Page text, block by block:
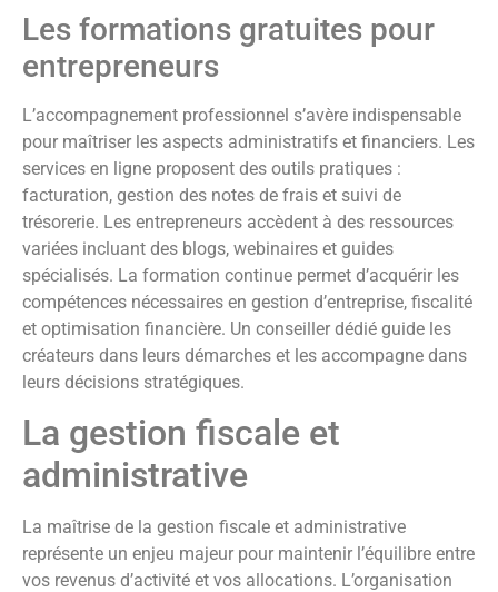
Les formations gratuites pour
entrepreneurs
L’accompagnement professionnel s’avère indispensable
pour maîtriser les aspects administratifs et financiers. Les
services en ligne proposent des outils pratiques :
facturation, gestion des notes de frais et suivi de
trésorerie. Les entrepreneurs accèdent à des ressources
variées incluant des blogs, webinaires et guides
spécialisés. La formation continue permet d’acquérir les
compétences nécessaires en gestion d’entreprise, fiscalité
et optimisation financière. Un conseiller dédié guide les
créateurs dans leurs démarches et les accompagne dans
leurs décisions stratégiques.
La gestion fiscale et
administrative
La maîtrise de la gestion fiscale et administrative
représente un enjeu majeur pour maintenir l’équilibre entre
vos revenus d’activité et vos allocations. L’organisation